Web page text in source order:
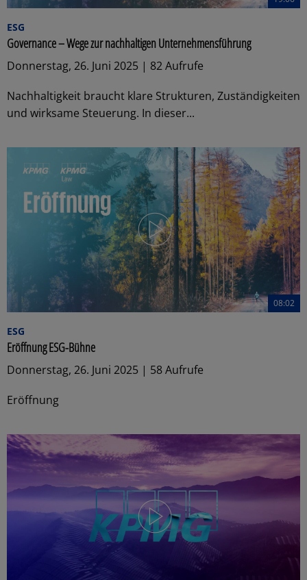
ESG
Governance – Wege zur nachhaltigen Unternehmensführung
Donnerstag, 26. Juni 2025 | 82 Aufrufe
Nachhaltigkeit braucht klare Strukturen, Zuständigkeiten
und wirksame Steuerung. In dieser...
08:02
ESG
Eröffnung ESG-Bühne
Donnerstag, 26. Juni 2025 | 58 Aufrufe
Eröffnung